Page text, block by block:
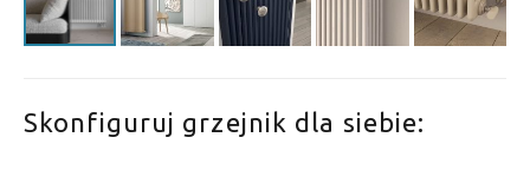
Skonfiguruj grzejnik dla siebie: